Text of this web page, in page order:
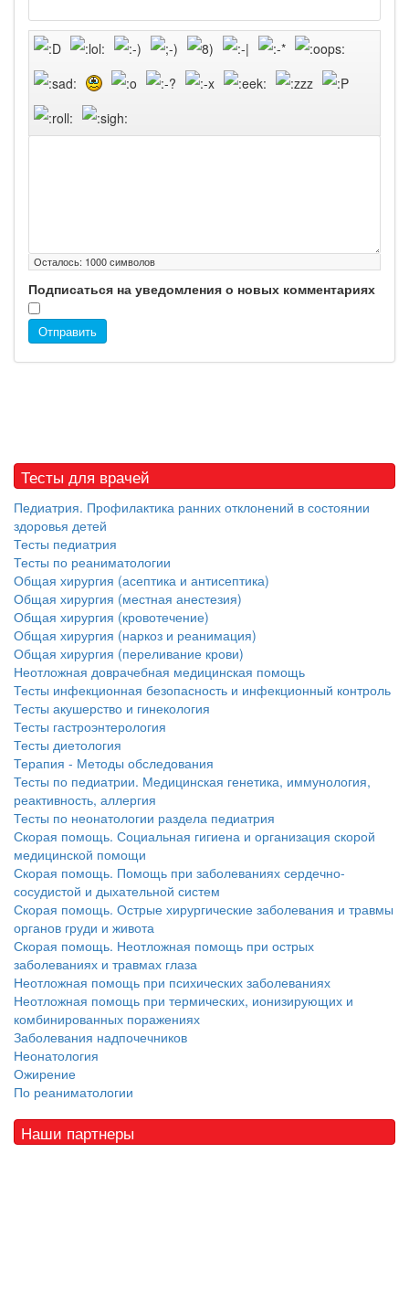
Осталось: 1000символов
Подписаться на уведомления о новых комментариях
Отправить
Тесты для врачей
Педиатрия. Профилактика ранних отклонений в состоянии
здоровья детей
Тесты педиатрия
Тесты по реаниматологии
Общая хирургия (асептика и антисептика)
Общая хирургия (местная анестезия)
Общая хирургия (кровотечение)
Общая хирургия (наркоз и реанимация)
Общая хирургия (переливание крови)
Неотложная доврачебная медицинская помощь
Тесты инфекционная безопасность и инфекционный контроль
Тесты акушерство и гинекология
Тесты гастроэнтерология
Тесты диетология
Терапия - Методы обследования
Тесты по педиатрии. Медицинская генетика, иммунология,
реактивность, аллергия
Тесты по неонатологии раздела педиатрия
Скорая помощь. Социальная гигиена и организация скорой
медицинской помощи
Скорая помощь. Помощь при заболеваниях сердечно-
сосудистой и дыхательной систем
Скорая помощь. Острые хирургические заболевания и травмы
органов груди и живота
Скорая помощь. Неотложная помощь при острых
заболеваниях и травмах глаза
Неотложная помощь при психических заболеваниях
Неотложная помощь при термических, ионизирующих и
комбинированных поражениях
Заболевания надпочечников
Неонатология
Ожирение
По реаниматологии
Наши партнеры